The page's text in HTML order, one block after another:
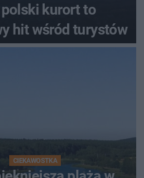
kurort to
hit wśród turystów
CIEKAWOSTKA